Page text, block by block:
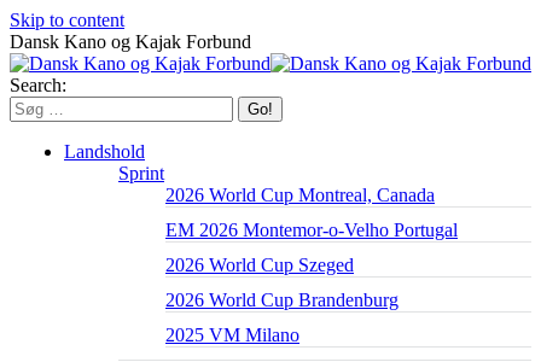
Skip to content
Dansk Kano og Kajak Forbund
Search:
Landshold
Sprint
2026 World Cup Montreal, Canada
EM 2026 Montemor-o-Velho Portugal
2026 World Cup Szeged
2026 World Cup Brandenburg
2025 VM Milano